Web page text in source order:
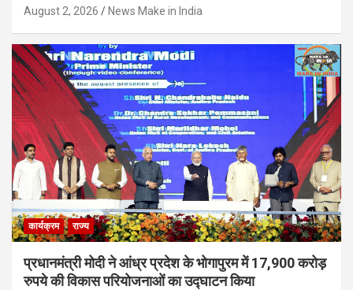
August 2, 2026 News Make in India
कार्यक्रम राज्य
प्रधानमंत्री मोदी ने आंध्र प्रदेश के भोगापुरम में 17,900 करोड़
रुपये की विकास परियोजनाओं का उद्घाटन किया